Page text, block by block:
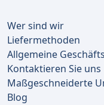
Wer sind wir
Liefermethoden
Allgemeine
Kontaktieren Sie uns
Maßgeschneiderte
Blog